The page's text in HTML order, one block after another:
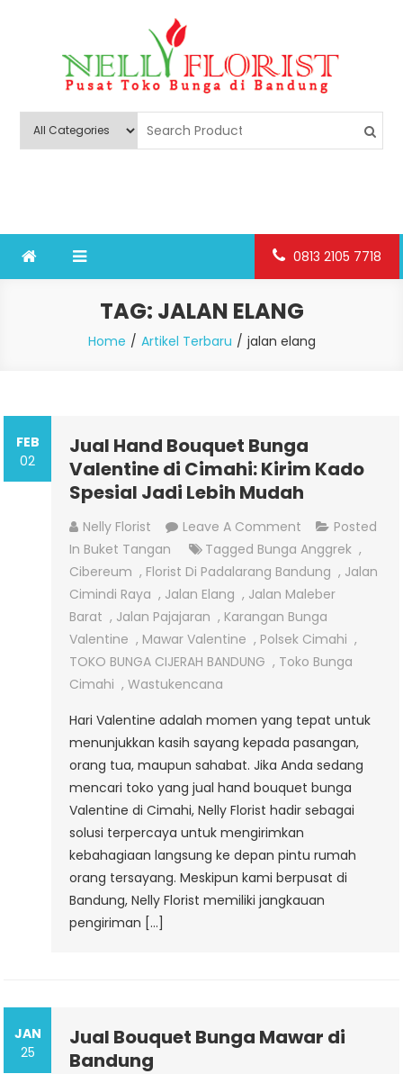
Nelly Florist Bandung
0813 2105 7718
TAG: JALAN ELANG
Home Artikel Terbaru jalan elang
FEB
02
Jual Hand Bouquet Bunga
Valentine di Cimahi: Kirim Kado
Spesial Jadi Lebih Mudah
Nelly Florist Leave A Comment On
Jual
Hand
Bouquet
Bunga
Valentine
Di
Kado
Spesial
Jadi
Lebih
Mudah
Posted
In Buket Tangan Tagged Bunga Anggrek ,
Cibereum , Florist Di Padalarang Bandung , Jalan
Cimindi Raya , Jalan Elang , Jalan Maleber
Barat , Jalan Pajajaran , Karangan Bunga
Valentine , Mawar Valentine , Polsek Cimahi ,
TOKO BUNGA CIJERAH BANDUNG , Toko Bunga
Cimahi ,Wastukencana
Hari Valentine adalah momen yang tepat untuk
menunjukkan kasih sayang kepada pasangan,
orang tua, maupun sahabat. Jika Anda sedang
mencari toko yang jual hand bouquet bunga
Valentine di Cimahi, Nelly Florist hadir sebagai
solusi terpercaya untuk mengirimkan
kebahagiaan langsung ke depan pintu rumah
orang tersayang. Meskipun kami berpusat di
Bandung, Nelly Florist memiliki jangkauan
pengiriman […]
JAN
25
Jual Bouquet Bunga Mawar di
Bandung